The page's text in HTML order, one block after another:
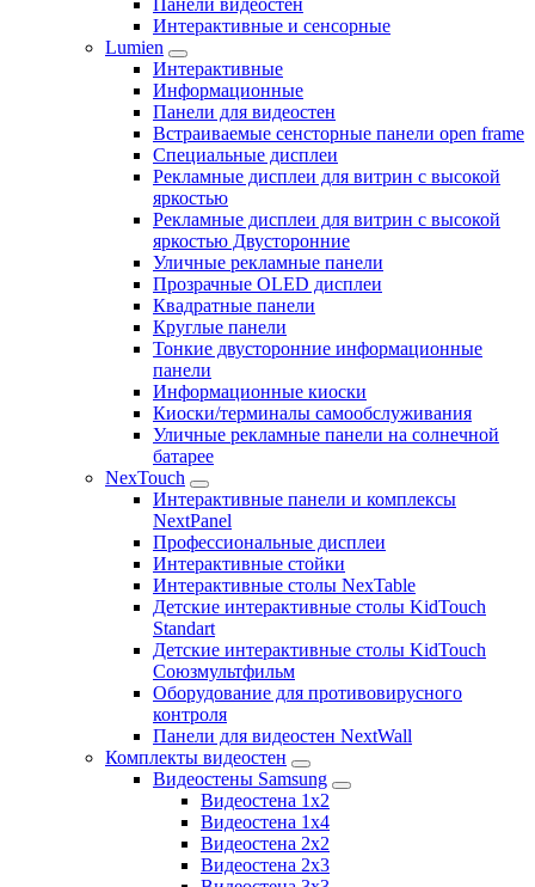
Интерактивные и сенсорные
Lumien
Интерактивные
Информационные
Панели для видеостен
Встраиваемые сенсторные панели open frame
Специальные дисплеи
Рекламные дисплеи для витрин с высокой
яркостью
Рекламные дисплеи для витрин с высокой
яркостью Двусторонние
Уличные рекламные панели
Прозрачные OLED дисплеи
Квадратные панели
Круглые панели
Тонкие двусторонние информационные
панели
Информационные киоски
Киоски/терминалы самообслуживания
Уличные рекламные панели на солнечной
батарее
NexTouch
Интерактивные панели и комплексы
NextPanel
Профессиональные дисплеи
Интерактивные стойки
Интерактивные столы NexTable
Детские интерактивные столы KidTouch
Standart
Детские интерактивные столы KidTouch
Союзмультфильм
Оборудование для противовирусного
контроля
Панели для видеостен NextWall
Комплекты видеостен
Видеостены Samsung
Видеостена 1x2
Видеостена 1x4
Видеостена 2x2
Видеостена 2х3